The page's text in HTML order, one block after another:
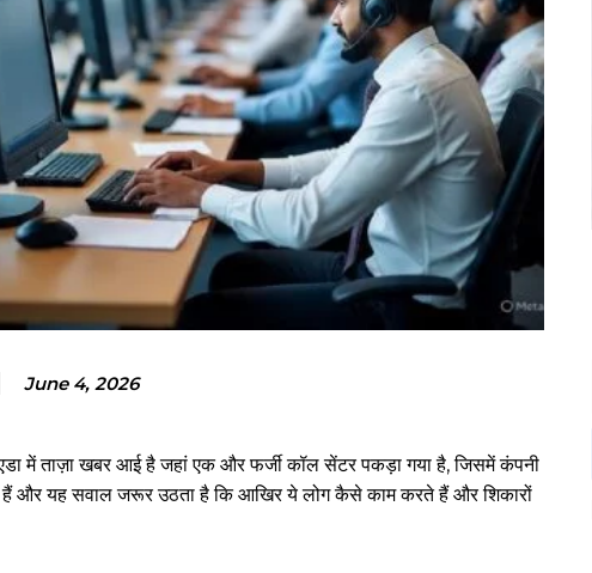
June 4, 2026
में ताज़ा खबर आई है जहां एक और फर्जी कॉल सेंटर पकड़ा गया है, जिसमें कंपनी
हैं और यह सवाल जरूर उठता है कि आखिर ये लोग कैसे काम करते हैं और शिकारों